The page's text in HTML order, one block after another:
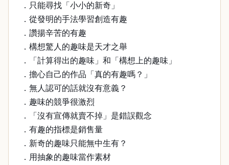
．只能尋找「小小的新奇」
．從發明的手法學習創造有趣
．讚揚辛苦的有趣
．構想驚人的趣味是天才之舉
．「計算得出的趣味」和「構想上的趣味」
．擔心自己的作品「真的有趣嗎？」
．無人認可的話就沒有意義？
．趣味的競爭很激烈
．「沒有宣傳就賣不掉」是錯誤觀念
．有趣的指標是銷售量
．新奇的趣味只能無中生有？
．用抽象的趣味當作素材